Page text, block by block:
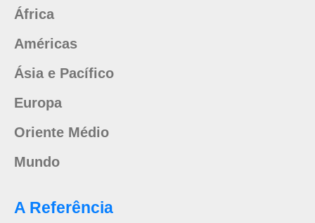
África
Américas
Ásia e Pacífico
Europa
Oriente Médio
Mundo
A Referência